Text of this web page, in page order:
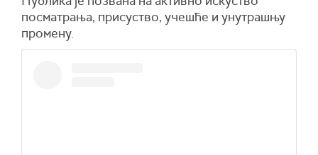
посматрања, присуство, учешће и унутрашњу
промену.